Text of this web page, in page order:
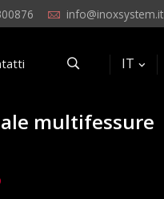
info@inoxsystem.it
IT
multifessure